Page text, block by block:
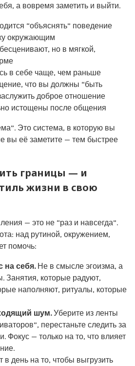
а вовремя заметить и выйти.
“объяснять” поведение
окружающим
но в мягкой,
в себе чаще, чем раньше
что вы должны “быть
доброе отношение
истощены после общения
Это система, в которую вы
вы её заметите — тем быстрее
границы — и
жизни в свою
— это не “раз и навсегда”.
над рутиной, окружением,
помочь:
на себя.Не в смысле эгоизма, а
Занятия, которые радуют,
наполняют, ритуалы, которые
шум.Уберите из ленты
перестаньте следить за
Фокус — только на то, что влияет
в день на то, чтобы выгрузить